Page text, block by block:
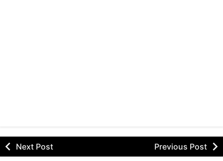
Next Post Previous Post